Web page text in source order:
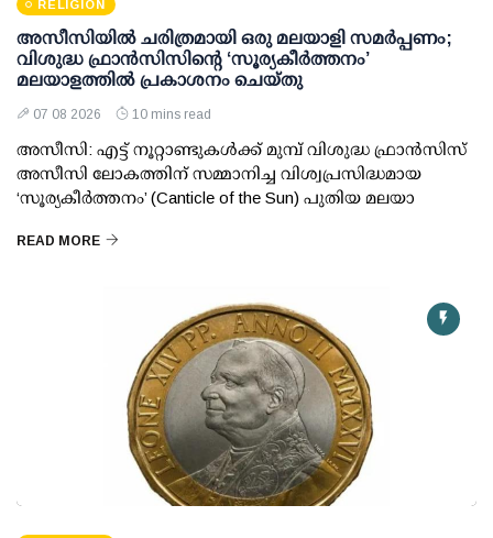
RELIGION
അസീസിയിൽ ചരിത്രമായി ഒരു മലയാളി സമർപ്പണം;
വിശുദ്ധ ഫ്രാൻസിസിന്റെ ‘സൂര്യകീർത്തനം’
മലയാളത്തിൽ പ്രകാശനം ചെയ്തു
07 08 2026 10 mins read
അസീസി: എട്ട് നൂറ്റാണ്ടുകൾക്ക് മുമ്പ് വിശുദ്ധ ഫ്രാൻസിസ്
അസീസി ലോകത്തിന് സമ്മാനിച്ച വിശ്വപ്രസിദ്ധമായ
‘സൂര്യകീർത്തനം’ (Canticle of the Sun) പുതിയ മലയാ
READ MORE